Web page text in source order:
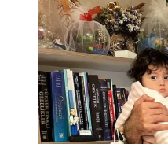
Doç. Dr.
Adana /
Tüm
Tüm